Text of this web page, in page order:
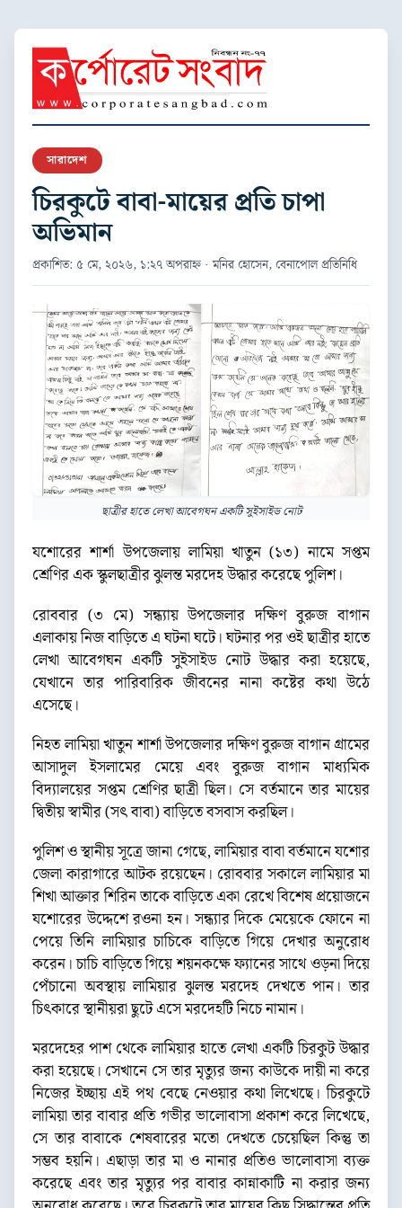
সারাদেশ
চিরকুটে বাবা-মায়ের প্রতি চাপা
অভিমান
প্রকাশিত: ৫ মে, ২০২৬, ১:২৭ অপরাহ্ন · মনির হোসেন, বেনাপোল প্রতিনিধি
ছাত্রীর হাতে লেখা আবেগঘন একটি সুইসাইড নোট
যশোরের শার্শা উপজেলায় লামিয়া খাতুন (১৩) নামে সপ্তম
শ্রেণির এক স্কুলছাত্রীর ঝুলন্ত মরদেহ উদ্ধার করেছে পুলিশ।
রোববার (৩ মে) সন্ধ্যায় উপজেলার দক্ষিণ বুরুজ বাগান
এলাকায় নিজ বাড়িতে এ ঘটনা ঘটে। ঘটনার পর ওই ছাত্রীর হাতে
লেখা আবেগঘন একটি সুইসাইড নোট উদ্ধার করা হয়েছে,
যেখানে তার পারিবারিক জীবনের নানা কষ্টের কথা উঠে
এসেছে।
নিহত লামিয়া খাতুন শার্শা উপজেলার দক্ষিণ বুরুজ বাগান গ্রামের
আসাদুল ইসলামের মেয়ে এবং বুরুজ বাগান মাধ্যমিক
বিদ্যালয়ের সপ্তম শ্রেণির ছাত্রী ছিল। সে বর্তমানে তার মায়ের
দ্বিতীয় স্বামীর (সৎ বাবা) বাড়িতে বসবাস করছিল।
পুলিশ ও স্থানীয় সূত্রে জানা গেছে, লামিয়ার বাবা বর্তমানে যশোর
জেলা কারাগারে আটক রয়েছেন। রোববার সকালে লামিয়ার মা
শিখা আক্তার শিরিন তাকে বাড়িতে একা রেখে বিশেষ প্রয়োজনে
যশোরের উদ্দেশে রওনা হন। সন্ধ্যার দিকে মেয়েকে ফোনে না
পেয়ে তিনি লামিয়ার চাচিকে বাড়িতে গিয়ে দেখার অনুরোধ
করেন। চাচি বাড়িতে গিয়ে শয়নকক্ষে ফ্যানের সাথে ওড়না দিয়ে
পেঁচানো অবস্থায় লামিয়ার ঝুলন্ত মরদেহ দেখতে পান। তার
চিৎকারে স্থানীয়রা ছুটে এসে মরদেহটি নিচে নামান।
মরদেহের পাশ থেকে লামিয়ার হাতে লেখা একটি চিরকুট উদ্ধার
করা হয়েছে। সেখানে সে তার মৃত্যুর জন্য কাউকে দায়ী না করে
নিজের ইচ্ছায় এই পথ বেছে নেওয়ার কথা লিখেছে। চিরকুটে
লামিয়া তার বাবার প্রতি গভীর ভালোবাসা প্রকাশ করে লিখেছে,
সে তার বাবাকে শেষবারের মতো দেখতে চেয়েছিল কিন্তু তা
সম্ভব হয়নি। এছাড়া তার মা ও নানার প্রতিও ভালোবাসা ব্যক্ত
করেছে এবং তার মৃত্যুর পর বাবার কান্নাকাটি না করার জন্য